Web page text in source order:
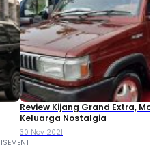
Review Kijang Grand Extra,
Keluarga Nostalgia
30 Nov 2021